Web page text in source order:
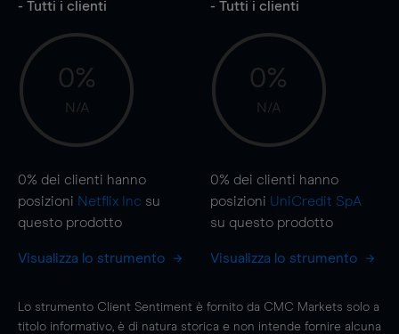
- Tutti i clienti
0%
N/A
0% dei clienti hanno
posizioni Netflix Inc su
questo prodotto
Visualizza lo strumento
- Tutti i clienti
0%
N/A
0% dei clienti hanno
posizioni UniCredit SpA
su questo prodotto
Visualizza lo strumento
Lo strumento Client Sentiment è fornito da CMC Markets solo a
titolo informativo, è di natura storica e non intende fornire alcuna